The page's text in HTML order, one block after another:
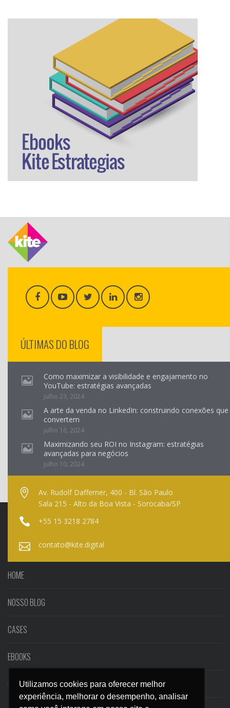
Utilizamos cookies para oferecer melhor
experiência, melhorar o desempenho, analisar
Utilizamos cookies para oferecer melhor
experiência, melhorar o desempenho, analisar
ÚLTIMAS DO BLOG
Como maximizar a visibilidade e engajamento no
YouTube: estratégias avançadas
julho 23, 2024
A arte da venda no LinkedIn: construindo conexões que
convertem
julho 16, 2024
Maximizando seu ROI no Instagram: estratégias
avançadas para negócios
julho 10, 2024
Av. Rudolf Dafferner, 400 - Bl. São Paulo
Sala 215 - Alto da Boa Vista - Sorocaba/SP
+55 15 3218 2784
contato@kite.digital
HOME
NOSSO BLOG
CASES
EBOOKS
CONTATO